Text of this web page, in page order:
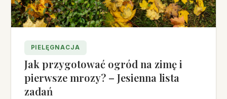
PIELĘGNACJA
Jak przygotować ogród na zimę i
pierwsze mrozy? – Jesienna lista
zadań